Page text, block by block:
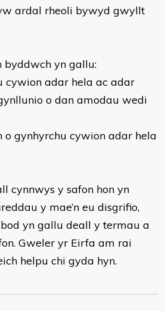
ardal rheoli bywyd gwyllt
byddwch yn gallu:
cywion adar hela ac adar
o dan amodau wedi
o gynhyrchu cywion adar hela
cynnwys y safon hon yn
y mae’n eu disgrifio,
bod yn gallu deall y termau a
Gweler yr Eirfa am rai
helpu chi gyda hyn.